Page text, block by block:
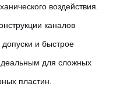
воздействия.
каналов
допуски и быстрое
для сложных
пластин.